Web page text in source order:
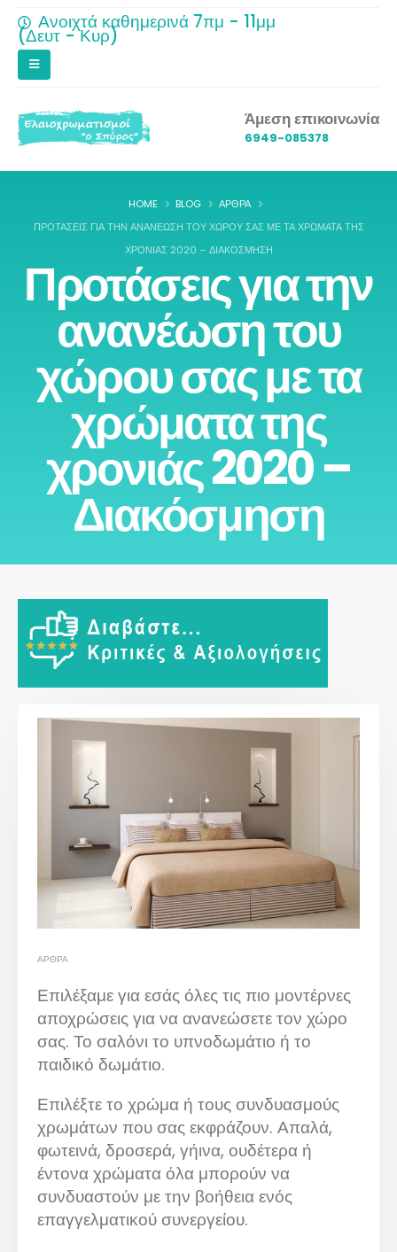
Ανοιχτά καθημερινά 7πμ - 11μμ
(Δευτ - Κυρ)
Άμεση επικοινωνία
6949-085378
HOME BLOG
ΆΡΘΡΑ
ΠΡΟΤΆΣΕΙΣ ΓΙΑ ΤΗΝ ΑΝΑΝΈΩΣΗ ΤΟΥ ΧΏΡΟΥ ΣΑΣ ΜΕ ΤΑ ΧΡΏΜΑΤΑ ΤΗΣ
ΧΡΟΝΙΆΣ 2020 – ΔΙΑΚΌΣΜΗΣΗ
Προτάσεις για την
ανανέωση του
χώρου σας με τα
χρώματα της
χρονιάς 2020 –
Διακόσμηση
ΆΡΘΡΑ
Επιλέξαμε για εσάς όλες τις πιο μοντέρνες
αποχρώσεις για να ανανεώσετε τον χώρο
σας. Το σαλόνι το υπνοδωμάτιο ή το
παιδικό δωμάτιο.
Επιλέξτε το χρώμα ή τους συνδυασμούς
χρωμάτων που σας εκφράζουν. Απαλά,
φωτεινά, δροσερά, γήινα, ουδέτερα ή
έντονα χρώματα όλα μπορούν να
συνδυαστούν με την βοήθεια ενός
επαγγελματικού συνεργείου.